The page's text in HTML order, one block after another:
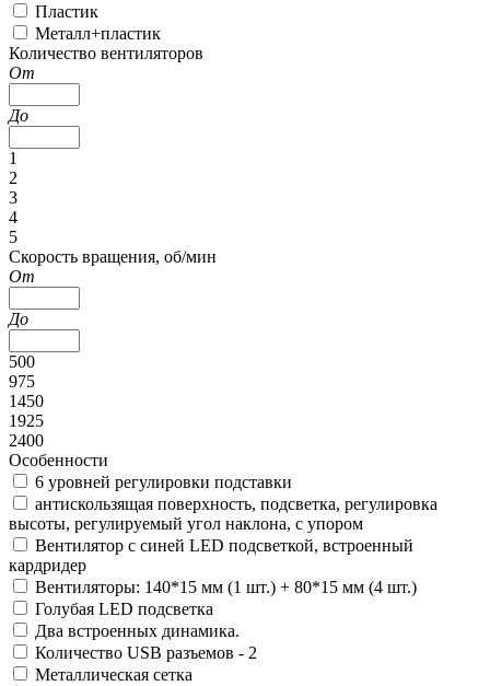
Пластик
Металл+пластик
Количество вентиляторов
От
До
1
2
3
4
5
Скорость вращения, об/мин
От
До
500
975
1450
1925
2400
Особенности
6 уровней регулировки подставки
антискользящая поверхность, подсветка, регулировка
высоты, регулируемый угол наклона, с упором
Вентилятор с синей LED подсветкой, встроенный
кардридер
Вентиляторы: 140*15 мм (1 шт.) + 80*15 мм (4 шт.)
Голубая LED подсветка
Два встроенных динамика.
Количество USB разъемов - 2
Металлическая сетка